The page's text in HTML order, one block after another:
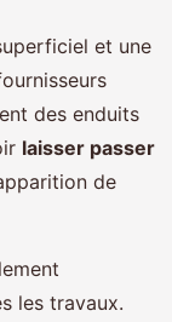
et une
des enduits
laisser passer
de
les travaux.